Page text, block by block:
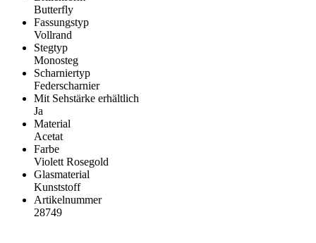
Butterfly
Fassungstyp
Vollrand
Stegtyp
Monosteg
Scharniertyp
Federscharnier
Mit Sehstärke erhältlich
Ja
Material
Acetat
Farbe
Violett Rosegold
Glasmaterial
Kunststoff
Artikelnummer
28749